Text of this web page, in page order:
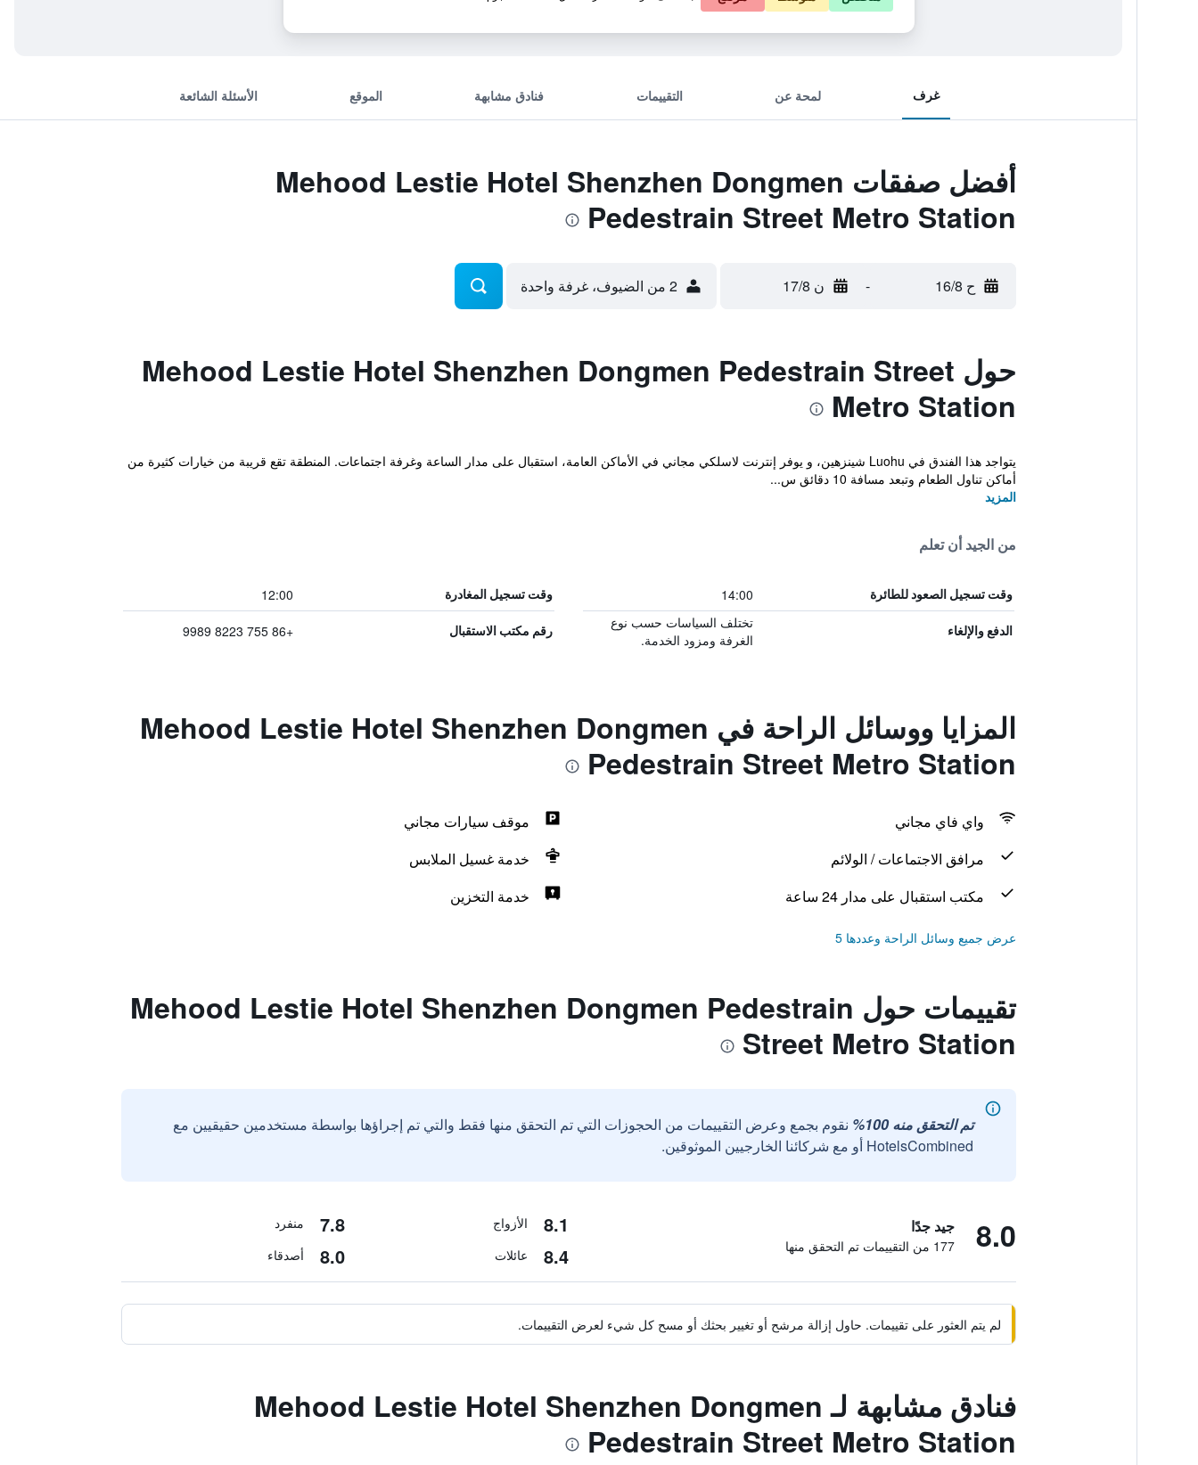
غرف لمحة عن التقييمات فنادق مشابهة الموقع الأسئلة الشائعة
أفضل صفقات Mehood Lestie Hotel Shenzhen Dongmen
Pedestrain Street Metro Station
ح 16/8 - ن 17/8 2 من الضيوف، غرفة واحدة
حول Mehood Lestie Hotel Shenzhen Dongmen Pedestrain Street
Metro Station
يتواجد هذا الفندق في Luohu شينزهين، و يوفر إنترنت لاسلكي مجاني في الأماكن العامة، استقبال على مدار الساعة وغرفة اجتماعات. المنطقة تقع قريبة من خيارات كثيرة من
أماكن تناول الطعام وتبعد مسافة 10 دقائق س...
المزيد
من الجيد أن تعلم
وقت تسجيل الصعود للطائرة 14:00 وقت تسجيل المغادرة 12:00
الدفع والإلغاء
تختلف السياسات حسب نوع
الغرفة ومزود الخدمة.
رقم مكتب الاستقبال +86 755 8223 9989
المزايا ووسائل الراحة في Mehood Lestie Hotel Shenzhen Dongmen
Pedestrain Street Metro Station
واي فاي مجاني
موقف سيارات مجاني
مرافق الاجتماعات / الولائم
خدمة غسيل الملابس
مكتب استقبال على مدار 24 ساعة
خدمة التخزين
عرض جميع وسائل الراحة وعددها 5
تقييمات حول Mehood Lestie Hotel Shenzhen Dongmen Pedestrain
Street Metro Station
تم التحقق منه 100%
نقوم بجمع وعرض التقييمات من الحجوزات التي تم التحقق منها فقط والتي تم إجراؤها بواسطة مستخدمين حقيقيين مع
HotelsCombined أو مع شركائنا الخارجيين الموثوقين.
8.0 جيد جدًا
177 من التقييمات تم التحقق منها
8.1 الأزواج 7.8 منفرد
8.4 عائلات 8.0 أصدقاء
لم يتم العثور على تقييمات. حاول إزالة مرشح أو تغيير بحثك أو مسح كل شيء لعرض التقييمات.
فنادق مشابهة لـ Mehood Lestie Hotel Shenzhen Dongmen
Pedestrain Street Metro Station